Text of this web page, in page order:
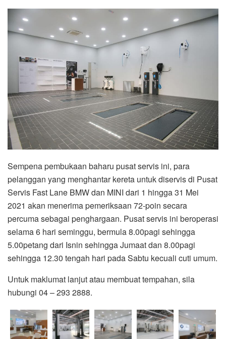
Sempena pembukaan baharu pusat servis ini, para
pelanggan yang menghantar kereta untuk diservis di Pusat
Servis Fast Lane BMW dan MINI dari 1 hingga 31 Mei
2021 akan menerima pemeriksaan 72-poin secara
percuma sebagai penghargaan. Pusat servis ini beroperasi
selama 6 hari seminggu, bermula 8.00pagi sehingga
5.00petang dari Isnin sehingga Jumaat dan 8.00pagi
sehingga 12.30 tengah hari pada Sabtu kecuali cuti umum.
Untuk maklumat lanjut atau membuat tempahan, sila
hubungi 04 – 293 2888.